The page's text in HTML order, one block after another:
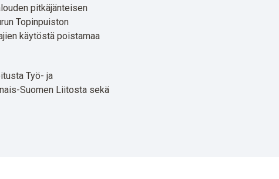
pitkäjänteisen
Topinpuiston
käytöstä poistamaa
Työ- ja
Suomen Liitosta sekä